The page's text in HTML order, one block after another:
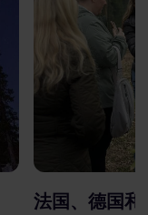
法国、德国